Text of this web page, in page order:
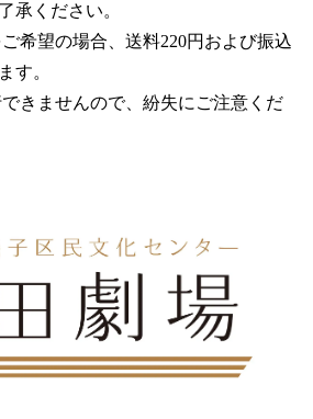
承ください。
希望の場合、送料220円および振込
す。
きませんので、紛失にご注意くだ